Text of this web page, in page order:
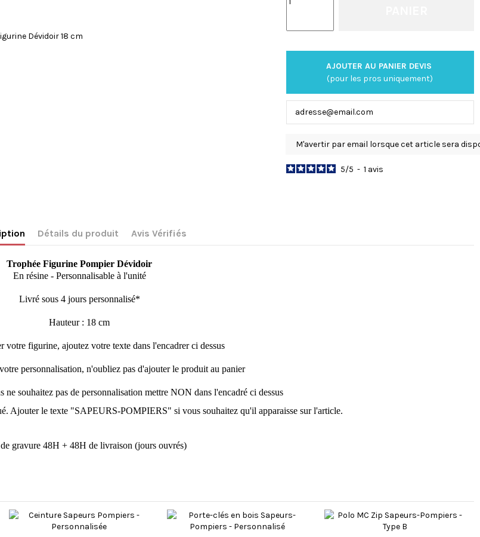
AJOUTER AU PANIER DEVIS
(pour les pros uniquement)
5/5 - 1 avis
Détails du produit Avis Vérifiés
Trophée Figurine Pompier Dévidoir
En résine - Personnalisable à l'unité
Livré sous 4 jours personnalisé*
Hauteur : 18 cm
votre figurine, ajoutez votre texte dans l'encadrer ci dessus
personnalisation, n'oubliez pas d'ajouter le produit au panier
souhaitez pas de personnalisation mettre NON dans l'encadré ci dessus
Ajouter le texte "SAPEURS-POMPIERS" si vous souhaitez qu'il apparaisse sur l'article.
gravure 48H + 48H de livraison (jours ouvrés)
04/2025 31/03/2025 par